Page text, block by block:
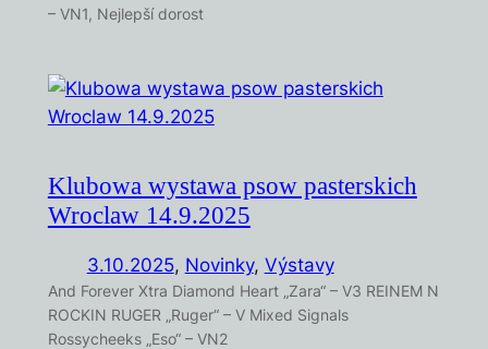
– VN1, Nejlepší dorost
Klubowa wystawa psow pasterskich
Wroclaw 14.9.2025
3.10.2025, Novinky, Výstavy
And Forever Xtra Diamond Heart „Zara“ – V3 REINEM N
ROCKIN RUGER „Ruger“ – V Mixed Signals
Rossycheeks „Eso“ – VN2